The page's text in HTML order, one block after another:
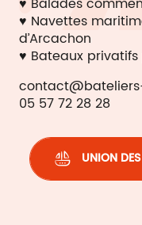
♥ Navettes
d’Arcachon
♥ Bateaux
05 57 72 28 28
UNION